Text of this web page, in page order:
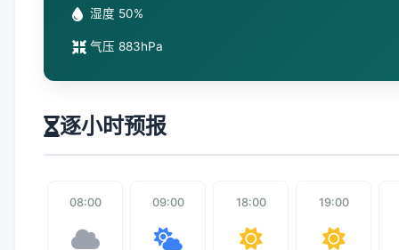
湿度 50%
气压 883hPa
逐小时预报
08:00 09:00 18:00 19:00